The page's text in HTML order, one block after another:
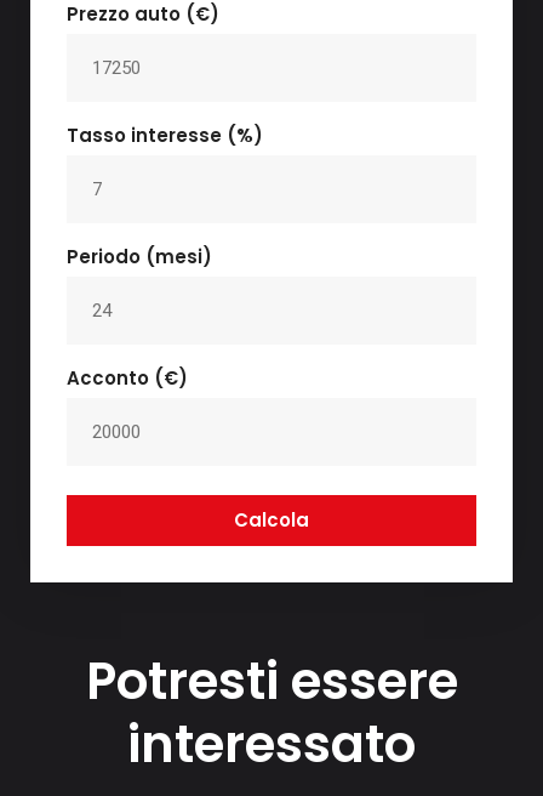
Prezzo auto (€)
Tasso interesse (%)
Periodo (mesi)
Acconto (€)
Calcola
Potresti essere
interessato